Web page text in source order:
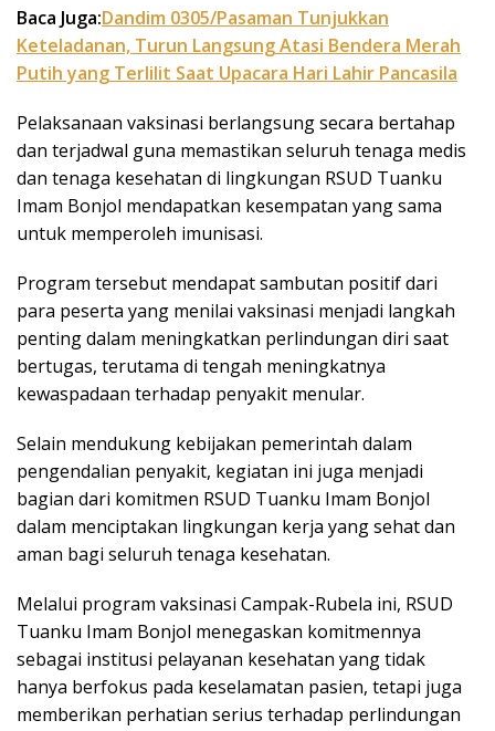
Baca Juga:Dandim 0305/Pasaman Tunjukkan
Keteladanan, Turun Langsung Atasi Bendera Merah
Putih yang Terlilit Saat Upacara Hari Lahir Pancasila
Pelaksanaan vaksinasi berlangsung secara bertahap
dan terjadwal guna memastikan seluruh tenaga medis
dan tenaga kesehatan di lingkungan RSUD Tuanku
Imam Bonjol mendapatkan kesempatan yang sama
untuk memperoleh imunisasi.
Program tersebut mendapat sambutan positif dari
para peserta yang menilai vaksinasi menjadi langkah
penting dalam meningkatkan perlindungan diri saat
bertugas, terutama di tengah meningkatnya
kewaspadaan terhadap penyakit menular.
Selain mendukung kebijakan pemerintah dalam
pengendalian penyakit, kegiatan ini juga menjadi
bagian dari komitmen RSUD Tuanku Imam Bonjol
dalam menciptakan lingkungan kerja yang sehat dan
aman bagi seluruh tenaga kesehatan.
Melalui program vaksinasi Campak-Rubela ini, RSUD
Tuanku Imam Bonjol menegaskan komitmennya
sebagai institusi pelayanan kesehatan yang tidak
hanya berfokus pada keselamatan pasien, tetapi juga
memberikan perhatian serius terhadap perlindungan